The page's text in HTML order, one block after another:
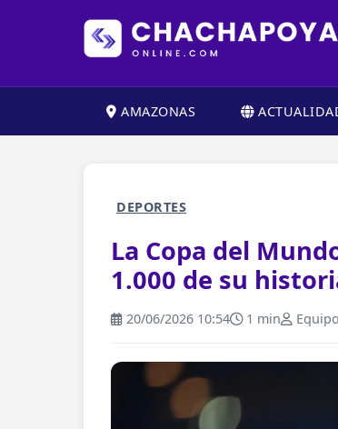
AMAZONAS
DEPORTES
La Copa del
1.000 de su
20/06/2026 10:54 1 min